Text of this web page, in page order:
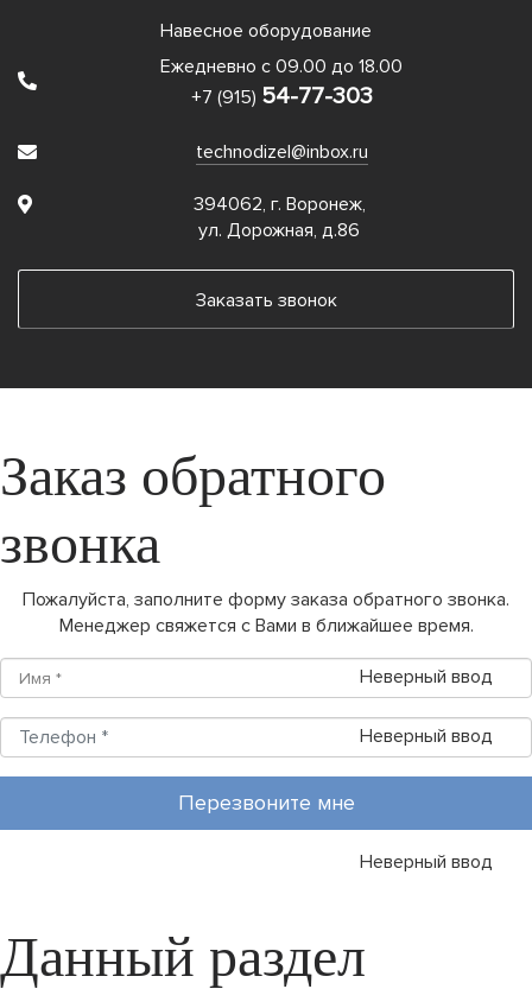
Навесное оборудование
Ежедневно с 09.00 до 18.00
+7 (915) 54-77-303
technodizel@inbox.ru
394062, г. Воронеж,
ул. Дорожная, д.86
Заказать звонок
Заказ обратного
звонка
Пожалуйста, заполните форму заказа обратного звонка.
Менеджер свяжется с Вами в ближайшее время.
Неверный ввод
Неверный ввод
Перезвоните мне
Неверный ввод
Данный раздел